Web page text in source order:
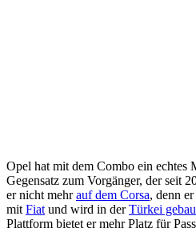
Opel hat mit dem Combo ein echtes
Gegensatz zum Vorgänger, der seit
er nicht mehrauf dem Corsa, denn
mit Fiat und wird in derTürkei
Plattform bietet er mehr Platz für